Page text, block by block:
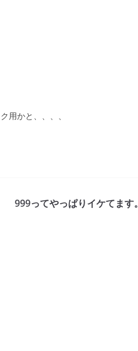
用かと、、、、
999ってやっぱりイケてます。